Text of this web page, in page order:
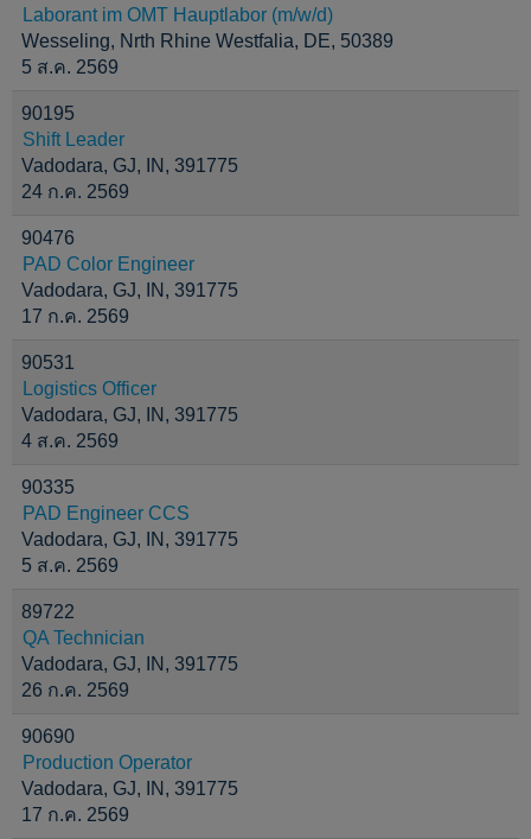
Laborant im OMT Hauptlabor (m/w/d)
Wesseling, Nrth Rhine Westfalia, DE, 50389
5 ส.ค. 2569
90195
Shift Leader
Vadodara, GJ, IN, 391775
24 ก.ค. 2569
90476
PAD Color Engineer
Vadodara, GJ, IN, 391775
17 ก.ค. 2569
90531
Logistics Officer
Vadodara, GJ, IN, 391775
4 ส.ค. 2569
90335
PAD Engineer CCS
Vadodara, GJ, IN, 391775
5 ส.ค. 2569
89722
QA Technician
Vadodara, GJ, IN, 391775
26 ก.ค. 2569
90690
Production Operator
Vadodara, GJ, IN, 391775
17 ก.ค. 2569